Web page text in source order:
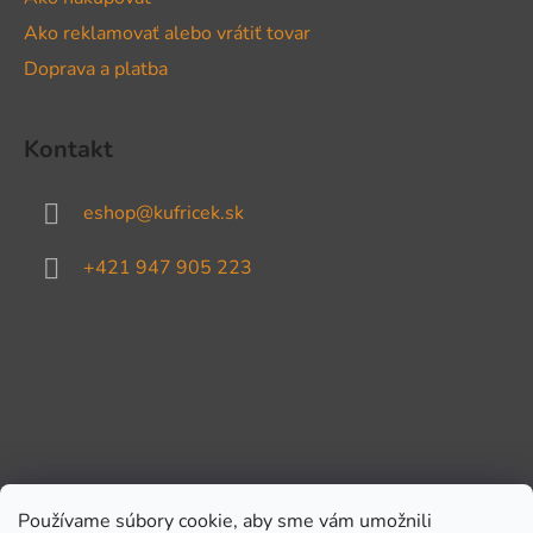
Používame súbory cookie, aby sme vám umožnili
Ako reklamovať alebo vrátiť tovar
Doprava a platba
Kontakt
eshop@kufricek.sk
+421 947 905 223